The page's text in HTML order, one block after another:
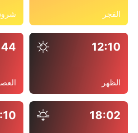
الفجر
12:10
الظهر
18:02